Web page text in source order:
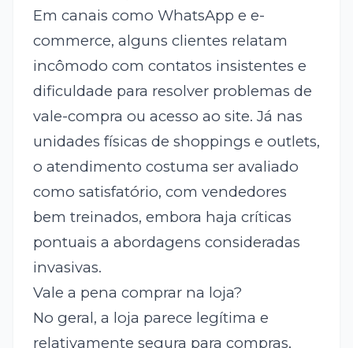
Em canais como WhatsApp e e-
commerce, alguns clientes relatam
incômodo com contatos insistentes e
dificuldade para resolver problemas de
vale-compra ou acesso ao site. Já nas
unidades físicas de shoppings e outlets,
o atendimento costuma ser avaliado
como satisfatório, com vendedores
bem treinados, embora haja críticas
pontuais a abordagens consideradas
invasivas.
Vale a pena comprar na loja?
No geral, a loja parece legítima e
relativamente segura para compras,